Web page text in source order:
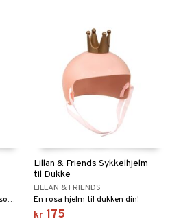
En plasthuske med høy rygg som passer fra 6 måneder.
Lillan & Friends Sykkelhjelm
til Dukke
LILLAN & FRIENDS
En rosa hjelm til dukken din!
kr 175